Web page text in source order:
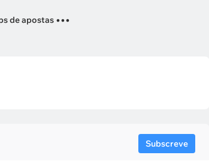
de apostas ...
Subscreve